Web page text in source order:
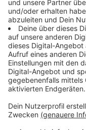
Euro bezuschusst
Juni 2025 über ein
Homepage
die Stadt, welche
Weitere
Anzeige